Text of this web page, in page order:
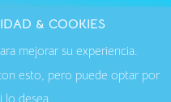
& COOKIES
mejorar su experiencia.
esto, pero puede optar por
lo desea.